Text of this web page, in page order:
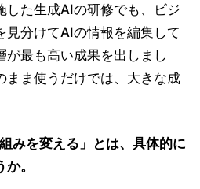
た生成AIの研修でも、ビジ
見分けてAIの情報を編集して
が最も高い成果を出しまし
まま使うだけでは、大きな成
みを変える」とは、具体的に
。